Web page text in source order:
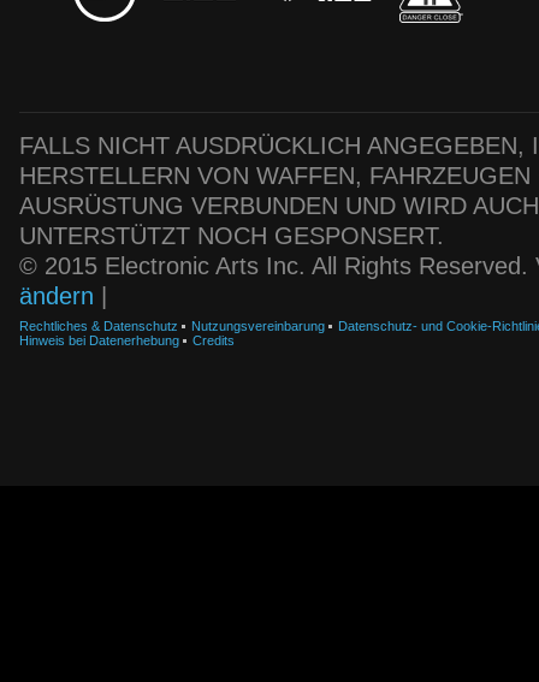
FALLS NICHT AUSDRÜCKLICH
HERSTELLERN VON WAFFEN,
AUSRÜSTUNG VERBUNDEN UND WIRD
UNTERSTÜTZT NOCH GESPONSERT.
© 2015 Electronic Arts Inc. All Rights
ändern
Rechtliches & Datenschutz Nutzungsvereinbarung
Datenschutz- und Cookie-
Hinweis bei Datenerhebung
Credits